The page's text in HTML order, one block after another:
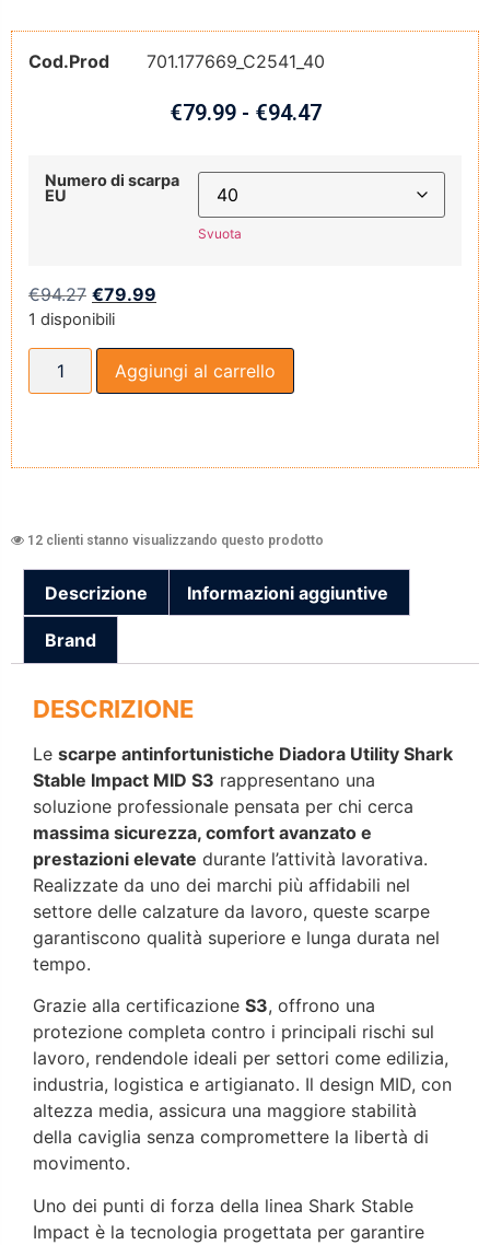
Cod.Prod 701.177669_C2541_40
€79.99 - €94.47
Numero di scarpa
EU
Svuota
€94.27 €79.99
1 disponibili
Aggiungi al carrello
12 clienti stanno visualizzando questo prodotto
Descrizione Informazioni aggiuntive
Brand
DESCRIZIONE
Le scarpe antinfortunistiche Diadora Utility Shark
Stable Impact MID S3 rappresentano una
soluzione professionale pensata per chi cerca
massima sicurezza, comfort avanzato e
prestazioni elevate durante l’attività lavorativa.
Realizzate da uno dei marchi più affidabili nel
settore delle calzature da lavoro, queste scarpe
garantiscono qualità superiore e lunga durata nel
tempo.
Grazie alla certificazione S3, offrono una
protezione completa contro i principali rischi sul
lavoro, rendendole ideali per settori come edilizia,
industria, logistica e artigianato. Il design MID, con
altezza media, assicura una maggiore stabilità
della caviglia senza compromettere la libertà di
movimento.
Uno dei punti di forza della linea Shark Stable
Impact è la tecnologia progettata per garantire